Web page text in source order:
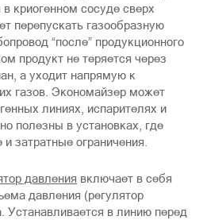
криогенном сосуде сверх
перепускать газообразную
“после” продукционного
продукт не теряется через
а уходит напрямую к
газов. Экономайзер может
линиях, испарителях и
полезны в установках, где
затратные ограничения.
давления включает в себя
давления (регулятор
Устанавливается в линию перед